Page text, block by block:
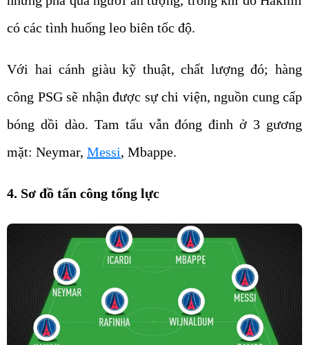
có các tình huống leo biên tốc độ.
Với hai cánh giàu kỹ thuật, chất lượng đó; hàng
công PSG sẽ nhận được sự chi viện, nguồn cung cấp
bóng dồi dào. Tam tấu vẫn đóng đinh ở 3 gương
mặt: Neymar, Messi, Mbappe.
4. Sơ đồ tấn công tổng lực